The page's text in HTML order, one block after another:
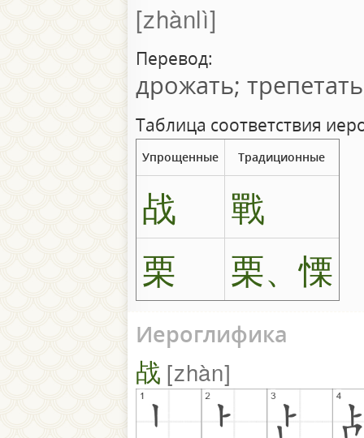
zhànlì
Перевод:
дрожать;
Таблица соответствия
Упрощенные Традиционные
战
戰
栗
栗、慄
Иероглифика
战 zhàn